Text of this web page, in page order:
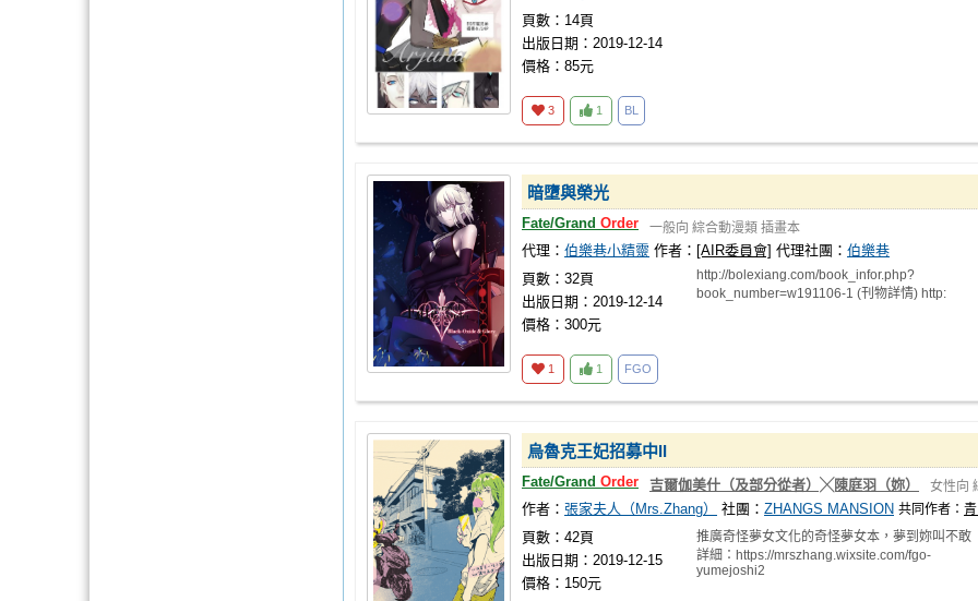
頁數：14頁
出版日期：2019-12-14
價格：85元
3 1 BL
暗墮與榮光
Fate/Grand Order 一般向 綜合動漫類 插畫本
代理： 伯樂巷小精靈 作者： [AIR委員會] 代理社團： 伯樂巷
頁數：32頁
出版日期：2019-12-14
價格：300元
http://bolexiang.com/book_infor.php?
book_number=w191106-1 (刊物詳情) http:
1 1 FGO
烏魯克王妃招募中II
Fate/Grand Order 吉爾伽美什（及部分從者）╳陳庭羽（妳） 女性向
作者： 張家夫人（Mrs.Zhang） 社團： ZHANGS MANSION 共同作者： 青
頁數：42頁
出版日期：2019-12-15
價格：150元
推廣奇怪夢女文化的奇怪夢女本，夢到妳叫不敢
詳細：https://mrszhang.wixsite.com/fgo-
yumejoshi2